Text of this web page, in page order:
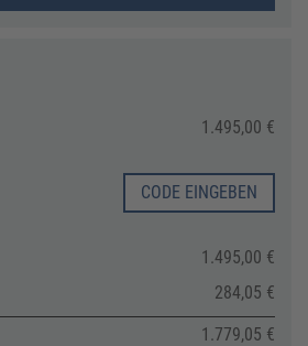
1.495,00 €
CODE EINGEBEN
1.495,00 €
284,05 €
1.779,05 €